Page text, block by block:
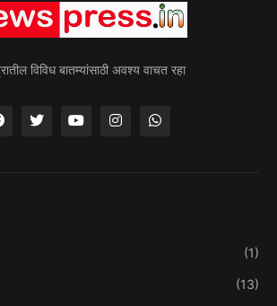
विविध बातम्यांसाठी अवश्य वाचत रहा
(1)
(13)